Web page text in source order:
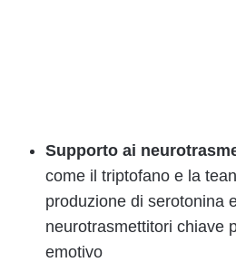
Supporto ai
come il triptofano e la
produzione di serotonina
neurotrasmettitori chiave
emotivo